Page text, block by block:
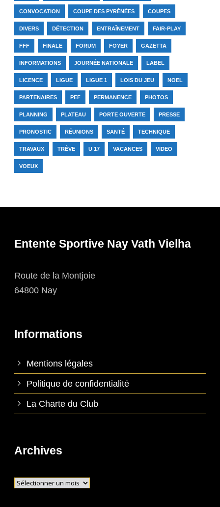
CONVOCATION COUPE DES PYRÉNÉES COUPES
DIVERS DÉTECTION ENTRAÎNEMENT FAIR-PLAY
FFF FINALE FORUM FOYER GAZETTA
INFORMATIONS JOURNÉE NATIONALE LABEL
LICENCE LIGUE LIGUE 1 LOIS DU JEU NOEL
PARTENAIRES PEF PERMANENCE PHOTOS
PLANNING PLATEAU PORTE OUVERTE PRESSE
PRONOSTIC RÉUNIONS SANTÉ TECHNIQUE
TRAVAUX TRÊVE U 17 VACANCES VIDEO
VOEUX
Entente Sportive Nay Vath Vielha
Route de la Montjoie
64800 Nay
Informations
Mentions légales
Politique de confidentialité
La Charte du Club
Archives
Archives